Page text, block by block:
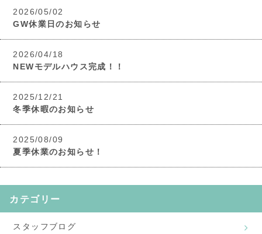
2026/05/02
GW休業日のお知らせ
2026/04/18
NEWモデルハウス完成！！
2025/12/21
冬季休暇のお知らせ
2025/08/09
夏季休業のお知らせ！
カテゴリー
スタッフブログ